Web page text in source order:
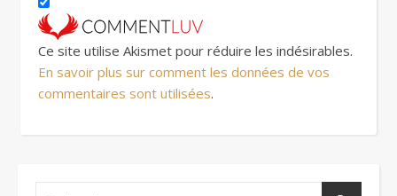
Ce site utilise Akismet pour réduire les indésirables.
En savoir plus sur comment les données de vos
commentaires sont utilisées.